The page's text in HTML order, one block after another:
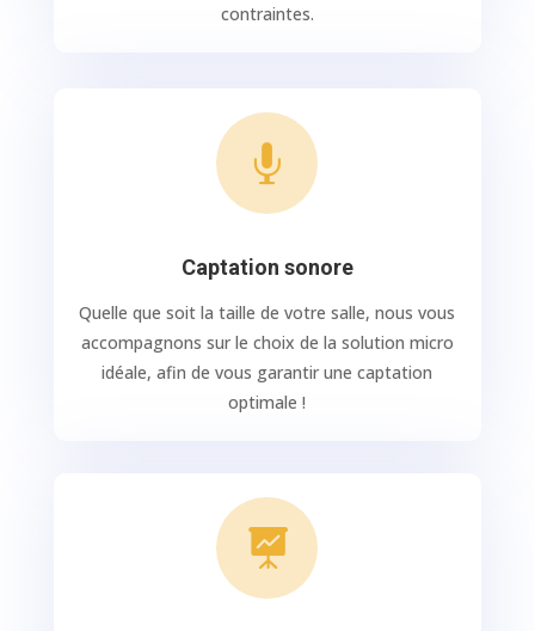
contraintes.

Captation sonore
Quelle que soit la taille de votre salle, nous vous
accompagnons sur le choix de la solution micro
idéale, afin de vous garantir une captation
optimale !
